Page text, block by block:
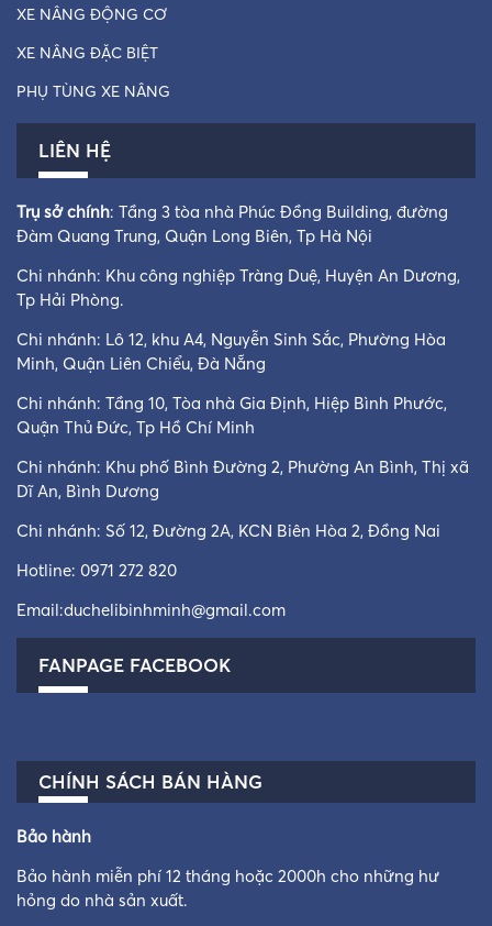
XE NÂNG ĐỘNG CƠ
XE NÂNG ĐẶC BIỆT
PHỤ TÙNG XE NÂNG
LIÊN HỆ
Trụ sở chính: Tầng 3 tòa nhà Phúc Đồng Building, đường
Đàm Quang Trung, Quận Long Biên, Tp Hà Nội
Chi nhánh: Khu công nghiệp Tràng Duệ, Huyện An Dương,
Tp Hải Phòng.
Chi nhánh: Lô 12, khu A4, Nguyễn Sinh Sắc, Phường Hòa
Minh, Quận Liên Chiểu, Đà Nẵng
Chi nhánh: Tầng 10, Tòa nhà Gia Định, Hiệp Bình Phước,
Quận Thủ Đức, Tp Hồ Chí Minh
Chi nhánh: Khu phố Bình Đường 2, Phường An Bình, Thị xã
Dĩ An, Bình Dương
Chi nhánh: Số 12, Đường 2A, KCN Biên Hòa 2, Đồng Nai
Hotline: 0971 272 820
Email:duchelibinhminh@gmail.com
FANPAGE FACEBOOK
CHÍNH SÁCH BÁN HÀNG
Bảo hành
Bảo hành miễn phí 12 tháng hoặc 2000h cho những hư
hỏng do nhà sản xuất.